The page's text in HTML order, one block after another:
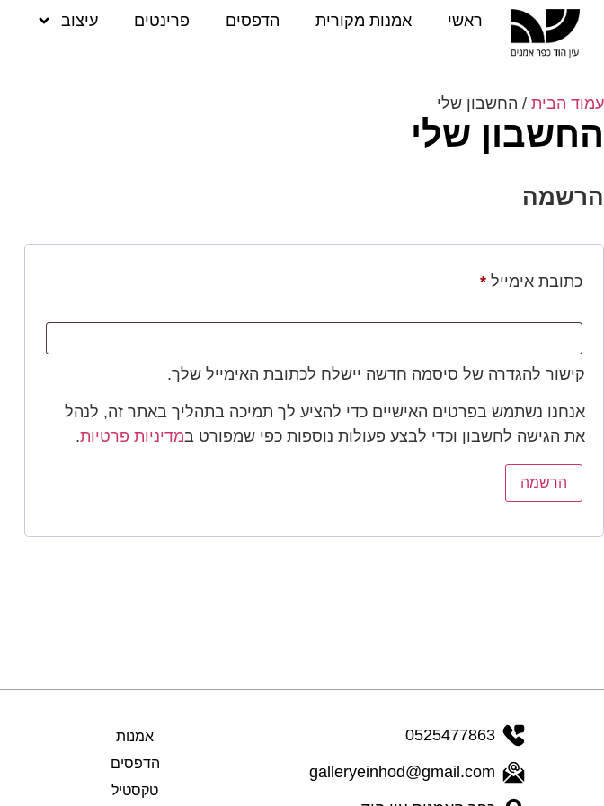
ראשי אמנות מקורית הדפסים פרינטים עיצוב
עמוד הבית / החשבון שלי
החשבון שלי
הרשמה
כתובת אימייל *
קישור להגדרה של סיסמה חדשה יישלח לכתובת האימייל שלך.
אנחנו נשתמש בפרטים האישיים כדי להציע לך תמיכה בתהליך באתר זה, לנהל
את הגישה לחשבון וכדי לבצע פעולות נוספות כפי שמפורט במדיניות פרטיות.
הרשמה
0525477863
galleryeinhod@gmail.com
אמנות
הדפסים
טקסטיל